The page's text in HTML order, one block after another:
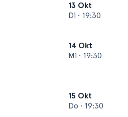
13 Okt
Di • 19:30
14 Okt
Mi • 19:30
15 Okt
Do • 19:30